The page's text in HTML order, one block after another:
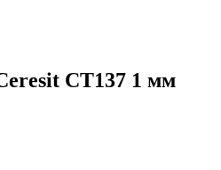
CТ137 1 мм